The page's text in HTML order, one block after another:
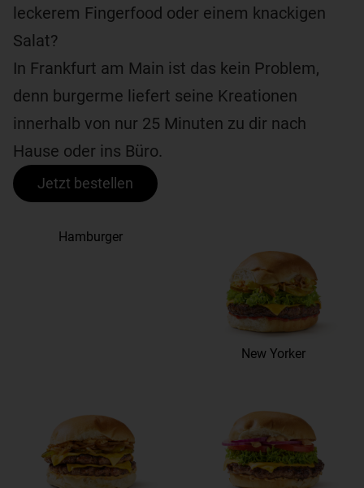
leckerem Fingerfood oder einem knackigen
Salat?
In Frankfurt am Main ist das kein Problem,
denn burgerme liefert seine Kreationen
innerhalb von nur 25 Minuten zu dir nach
Hause oder ins Büro.
Jetzt bestellen
Hamburger
New Yorker